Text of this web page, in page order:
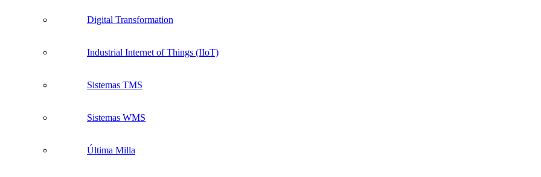
Digital Transformation
Industrial Internet of Things (IIoT)
Sistemas TMS
Sistemas WMS
Última Milla